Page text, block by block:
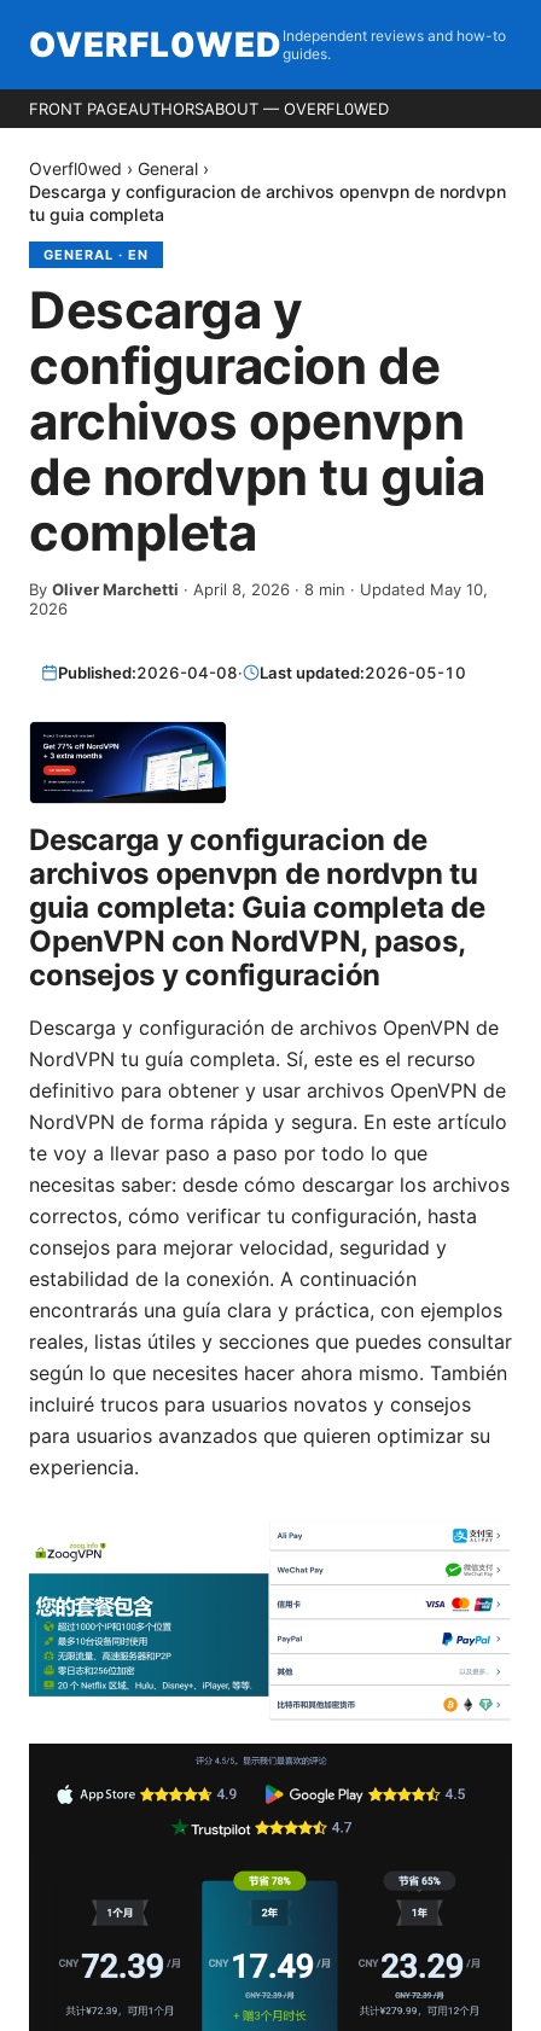
OVERFL0WED Independent reviews and how-to
guides.
FRONT PAGEAUTHORSABOUT — OVERFL0WED
Overfl0wed › General ›
Descarga y configuracion de archivos openvpn de nordvpn
tu guia completa
GENERAL · EN
Descarga y
configuracion de
archivos openvpn
de nordvpn tu guia
completa
By Oliver Marchetti · April 8, 2026 · 8 min · Updated May 10,
2026
Published:2026-04-08· Last updated:2026-05-10
Descarga y configuracion de
archivos openvpn de nordvpn tu
guia completa: Guia completa de
OpenVPN con NordVPN, pasos,
consejos y configuración
Descarga y configuración de archivos OpenVPN de
NordVPN tu guía completa. Sí, este es el recurso
definitivo para obtener y usar archivos OpenVPN de
NordVPN de forma rápida y segura. En este artículo
te voy a llevar paso a paso por todo lo que
necesitas saber: desde cómo descargar los archivos
correctos, cómo verificar tu configuración, hasta
consejos para mejorar velocidad, seguridad y
estabilidad de la conexión. A continuación
encontrarás una guía clara y práctica, con ejemplos
reales, listas útiles y secciones que puedes consultar
según lo que necesites hacer ahora mismo. También
incluiré trucos para usuarios novatos y consejos
para usuarios avanzados que quieren optimizar su
experiencia.